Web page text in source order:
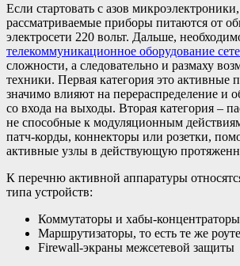
Если стартовать с азов
рассматриваемые приборы питаются от
электросети 220 вольт. Дальше,
телекоммуникационное оборудование
сложности, а следовательно и размаху
техники. Первая категория это активные
значимо влияют на перераспределение и
со входа на выходы. Вторая категория –
не способные к модуляционным
патч-корды, коннекторы или розетки,
активные узлы в действующую
К перечню активной аппаратуры
типа устройств:
Коммутаторы и хабы-концентраторы
Маршрутизаторы, то есть те же
Firewall-экраны межсетевой защиты